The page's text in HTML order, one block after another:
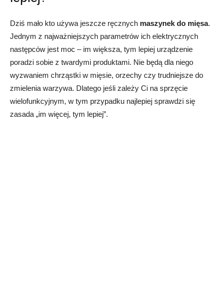
Dziś mało kto używa jeszcze ręcznych maszynek do mięsa.
Jednym z najważniejszych parametrów ich elektrycznych
następców jest moc – im większa, tym lepiej urządzenie
poradzi sobie z twardymi produktami. Nie będą dla niego
wyzwaniem chrząstki w mięsie, orzechy czy trudniejsze do
zmielenia warzywa. Dlatego jeśli zależy Ci na sprzęcie
wielofunkcyjnym, w tym przypadku najlepiej sprawdzi się
zasada „im więcej, tym lepiej”.